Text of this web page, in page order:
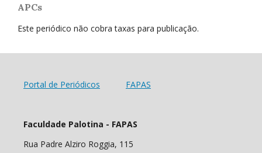
APCs
Este periódico não cobra taxas para publicação.
Portal de Periódicos FAPAS
Faculdade Palotina - FAPAS
Rua Padre Alziro Roggia, 115